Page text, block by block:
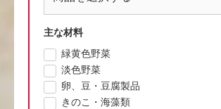
主な材料
緑黄色野菜
淡色野菜
卵、豆・豆腐製品
きのこ・海藻類